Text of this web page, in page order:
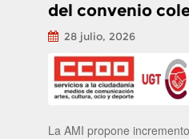
del convenio
28 julio, 2026
La AMI propone